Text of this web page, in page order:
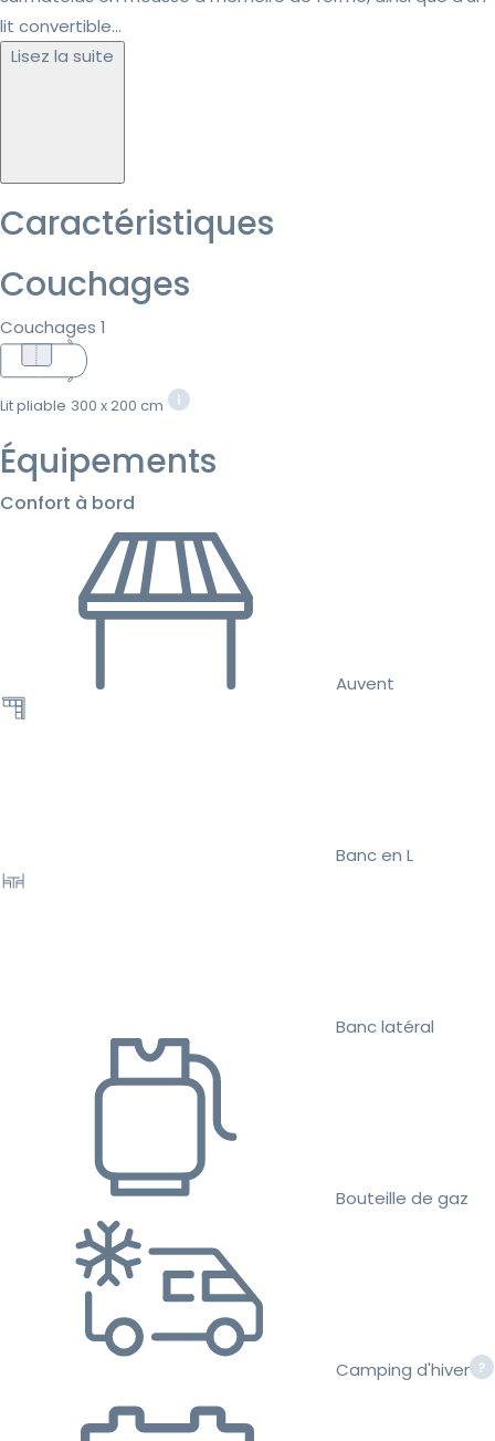
lit convertible...
Lisez la suite
Caractéristiques
Couchages
Couchages 1
Lit pliable 300 x 200 cm
Équipements
Confort à bord
Auvent
Banc en L
Banc latéral
Bouteille de gaz
Camping d'hiver